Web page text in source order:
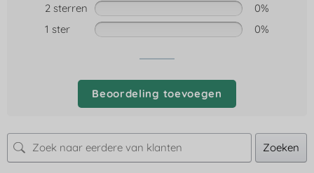
2 sterren
0%
1 ster
0%
Beoordeling toevoegen
Zoeken